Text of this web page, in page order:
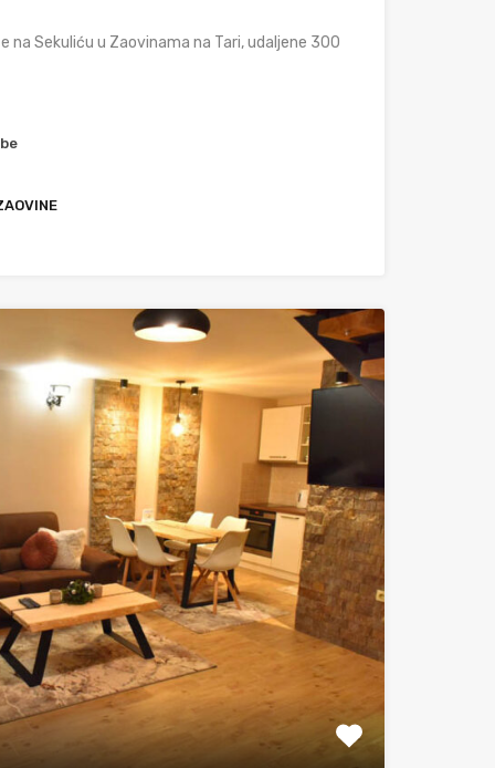
na Sekuliću u Zaovinama na Tari, udaljene 300